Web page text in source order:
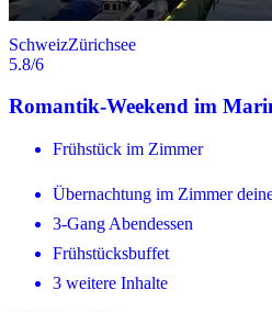
SchweizZürichsee
5.8/6
Romantik-Weekend im
Frühstück im Zimmer
Übernachtung im Zimmer
3-Gang Abendessen
Frühstücksbuffet
3 weitere Inhalte